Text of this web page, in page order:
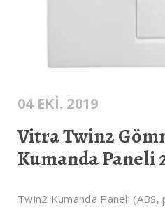
04 EKI. 2019
Vitra Twin2
Kumanda Paneli
Twin2 Kumanda Paneli (ABS,